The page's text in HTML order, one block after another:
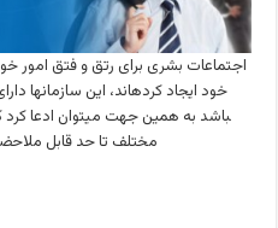
اجتماعات بشری برای رتق و فتق امور
باشد به همین جهت می­توان ادعا کرد
مختلف تا حد قابل